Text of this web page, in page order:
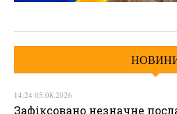
14:24 05.08.2026
Зафіксовано незначне